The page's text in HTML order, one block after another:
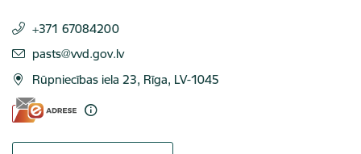
+371 67084200
E-pasts:
pasts@vvd.gov.lv
Rūpniecības iela 23, Rīga, LV-1045